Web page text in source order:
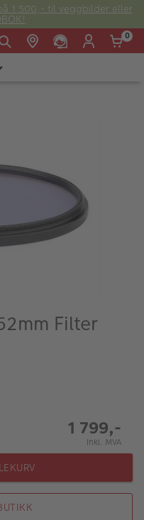
1 500,- til veggbilder eller
0
Filter
1 799,-
Inkl. MVA